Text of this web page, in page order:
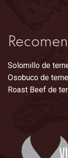
Solomillo de
Osobuco de
Roast Beef de